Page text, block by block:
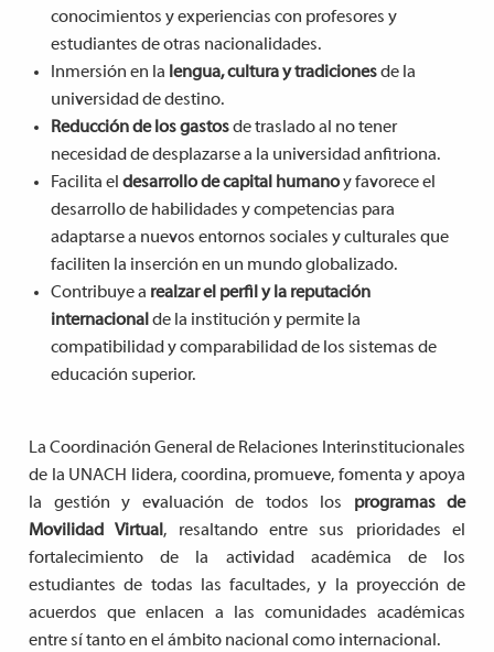
conocimientos y experiencias con profesores y
estudiantes de otras nacionalidades.
Inmersión en la lengua, cultura y tradicionesde la
universidad de destino.
Reducción de los gastosde traslado al no tener
necesidad de desplazarse a la universidad anfitriona.
Facilita el desarrollo de capital humanoy favorece el
desarrollo de habilidades y competencias para
adaptarse a nuevos entornos sociales y culturales que
faciliten la inserción en un mundo globalizado.
Contribuye a realzar el perfil y la reputación
internacional de la institución y permite la
compatibilidad y comparabilidad de los sistemas de
educación superior.
La Coordinación General de Relaciones Interinstitucionales
de la UNACH lidera, coordina, promueve, fomenta y apoya
la gestión y evaluación de todos los programas de
Movilidad Virtual , resaltando entre sus prioridades el
fortalecimiento de la actividad académica de los
estudiantes de todas las facultades, y la proyección de
acuerdos que enlacen a las comunidades académicas
entre sí tanto en el ámbito nacional como internacional.